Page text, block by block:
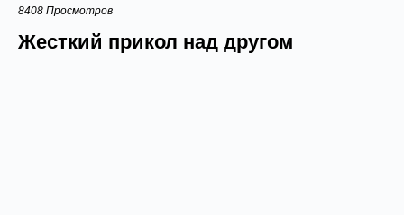
8408 Просмотров
Жесткий прикол над другом